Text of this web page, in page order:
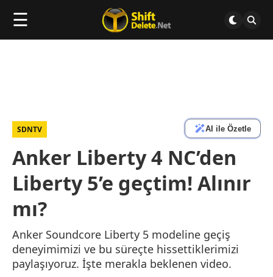
☰
SDNTV AI ile Özetle
Anker Liberty 4 NC’den
Liberty 5’e geçtim! Alınır
mı?
Anker Soundcore Liberty 5 modeline geçiş
deneyimimizi ve bu süreçte hissettiklerimizi
paylaşıyoruz. İşte merakla beklenen video.